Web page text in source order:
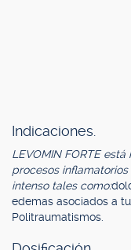
Indicaciones.
LEVOMIN FORTE
procesos
intenso tales como:
edemas asociados a
Politraumatismos.